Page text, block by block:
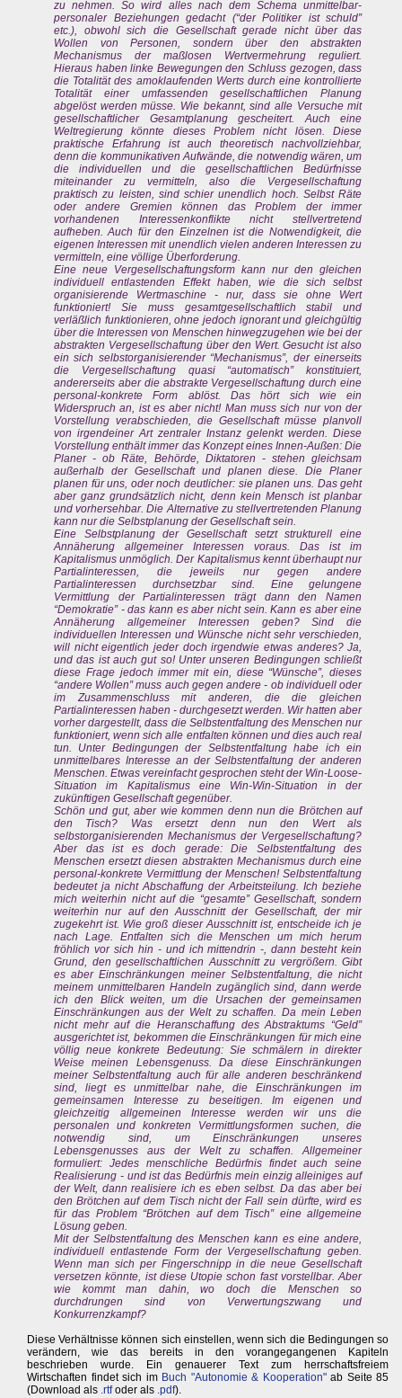
zu nehmen. So wird alles nach dem Schema unmittelbar-
personaler Beziehungen gedacht (“der Politiker ist schuld”
etc.), obwohl sich die Gesellschaft gerade nicht über das
Wollen von Personen, sondern über den abstrakten
Mechanismus der maßlosen Wertvermehrung reguliert.
Hieraus haben linke Bewegungen den Schluss gezogen, dass
die Totalität des amoklaufenden Werts durch eine kontrollierte
Totalität einer umfassenden gesellschaftlichen Planung
abgelöst werden müsse. Wie bekannt, sind alle Versuche mit
gesellschaftlicher Gesamtplanung gescheitert. Auch eine
Weltregierung könnte dieses Problem nicht lösen. Diese
praktische Erfahrung ist auch theoretisch nachvollziehbar,
denn die kommunikativen Aufwände, die notwendig wären, um
die individuellen und die gesellschaftlichen Bedürfnisse
miteinander zu vermitteln, also die Vergesellschaftung
praktisch zu leisten, sind schier unendlich hoch. Selbst Räte
oder andere Gremien können das Problem der immer
vorhandenen Interessenkonflikte nicht stellvertretend
aufheben. Auch für den Einzelnen ist die Notwendigkeit, die
eigenen Interessen mit unendlich vielen anderen Interessen zu
vermitteln, eine völlige Überforderung.
Eine neue Vergesellschaftungsform kann nur den gleichen
individuell entlastenden Effekt haben, wie die sich selbst
organisierende Wertmaschine - nur, dass sie ohne Wert
funktioniert! Sie muss gesamtgesellschaftlich stabil und
verläßlich funktionieren, ohne jedoch ignorant und gleichgültig
über die Interessen von Menschen hinwegzugehen wie bei der
abstrakten Vergesellschaftung über den Wert. Gesucht ist also
ein sich selbstorganisierender “Mechanismus”, der einerseits
die Vergesellschaftung quasi “automatisch” konstituiert,
andererseits aber die abstrakte Vergesellschaftung durch eine
personal-konkrete Form ablöst. Das hört sich wie ein
Widerspruch an, ist es aber nicht! Man muss sich nur von der
Vorstellung verabschieden, die Gesellschaft müsse planvoll
von irgendeiner Art zentraler Instanz gelenkt werden. Diese
Vorstellung enthält immer das Konzept eines Innen-Außen: Die
Planer - ob Räte, Behörde, Diktatoren - stehen gleichsam
außerhalb der Gesellschaft und planen diese. Die Planer
planen für uns, oder noch deutlicher: sie planen uns. Das geht
aber ganz grundsätzlich nicht, denn kein Mensch ist planbar
und vorhersehbar. Die Alternative zu stellvertretenden Planung
kann nur die Selbstplanung der Gesellschaft sein.
Eine Selbstplanung der Gesellschaft setzt strukturell eine
Annäherung allgemeiner Interessen voraus. Das ist im
Kapitalismus unmöglich. Der Kapitalismus kennt überhaupt nur
Partialinteressen, die jeweils nur gegen andere
Partialinteressen durchsetzbar sind. Eine gelungene
Vermittlung der Partialinteressen trägt dann den Namen
“Demokratie” - das kann es aber nicht sein. Kann es aber eine
Annäherung allgemeiner Interessen geben? Sind die
individuellen Interessen und Wünsche nicht sehr verschieden,
will nicht eigentlich jeder doch irgendwie etwas anderes? Ja,
und das ist auch gut so! Unter unseren Bedingungen schließt
diese Frage jedoch immer mit ein, diese “Wünsche”, dieses
“andere Wollen” muss auch gegen andere - ob individuell oder
im Zusammenschluss mit anderen, die die gleichen
Partialinteressen haben - durchgesetzt werden. Wir hatten aber
vorher dargestellt, dass die Selbstentfaltung des Menschen nur
funktioniert, wenn sich alle entfalten können und dies auch real
tun. Unter Bedingungen der Selbstentfaltung habe ich ein
unmittelbares Interesse an der Selbstentfaltung der anderen
Menschen. Etwas vereinfacht gesprochen steht der Win-Loose-
Situation im Kapitalismus eine Win-Win-Situation in der
zukünftigen Gesellschaft gegenüber.
Schön und gut, aber wie kommen denn nun die Brötchen auf
den Tisch? Was ersetzt denn nun den Wert als
selbstorganisierenden Mechanismus der Vergesellschaftung?
Aber das ist es doch gerade: Die Selbstentfaltung des
Menschen ersetzt diesen abstrakten Mechanismus durch eine
personal-konkrete Vermittlung der Menschen! Selbstentfaltung
bedeutet ja nicht Abschaffung der Arbeitsteilung. Ich beziehe
mich weiterhin nicht auf die “gesamte” Gesellschaft, sondern
weiterhin nur auf den Ausschnitt der Gesellschaft, der mir
zugekehrt ist. Wie groß dieser Ausschnitt ist, entscheide ich je
nach Lage. Entfalten sich die Menschen um mich herum
fröhlich vor sich hin - und ich mittendrin -, dann besteht kein
Grund, den gesellschaftlichen Ausschnitt zu vergrößern. Gibt
es aber Einschränkungen meiner Selbstentfaltung, die nicht
meinem unmittelbaren Handeln zugänglich sind, dann werde
ich den Blick weiten, um die Ursachen der gemeinsamen
Einschränkungen aus der Welt zu schaffen. Da mein Leben
nicht mehr auf die Heranschaffung des Abstraktums “Geld”
ausgerichtet ist, bekommen die Einschränkungen für mich eine
völlig neue konkrete Bedeutung: Sie schmälern in direkter
Weise meinen Lebensgenuss. Da diese Einschränkungen
meiner Selbstentfaltung auch für alle anderen beschränkend
sind, liegt es unmittelbar nahe, die Einschränkungen im
gemeinsamen Interesse zu beseitigen. Im eigenen und
gleichzeitig allgemeinen Interesse werden wir uns die
personalen und konkreten Vermittlungsformen suchen, die
notwendig sind, um Einschränkungen unseres
Lebensgenusses aus der Welt zu schaffen. Allgemeiner
formuliert: Jedes menschliche Bedürfnis findet auch seine
Realisierung - und ist das Bedürfnis mein einzig alleiniges auf
der Welt, dann realisiere ich es eben selbst. Da das aber bei
den Brötchen auf dem Tisch nicht der Fall sein dürfte, wird es
für das Problem “Brötchen auf dem Tisch” eine allgemeine
Lösung geben.
Mit der Selbstentfaltung des Menschen kann es eine andere,
individuell entlastende Form der Vergesellschaftung geben.
Wenn man sich per Fingerschnipp in die neue Gesellschaft
versetzen könnte, ist diese Utopie schon fast vorstellbar. Aber
wie kommt man dahin, wo doch die Menschen so
durchdrungen sind von Verwertungszwang und
Konkurrenzkampf?
Diese Verhältnisse können sich einstellen, wenn sich die Bedingungen so
verändern, wie das bereits in den vorangegangenen Kapiteln
beschrieben wurde. Ein genauerer Text zum herrschaftsfreiem
Wirtschaften findet sich im Buch "Autonomie & Kooperation"ab Seite 85
(Download als .rtfoder als .pdf).